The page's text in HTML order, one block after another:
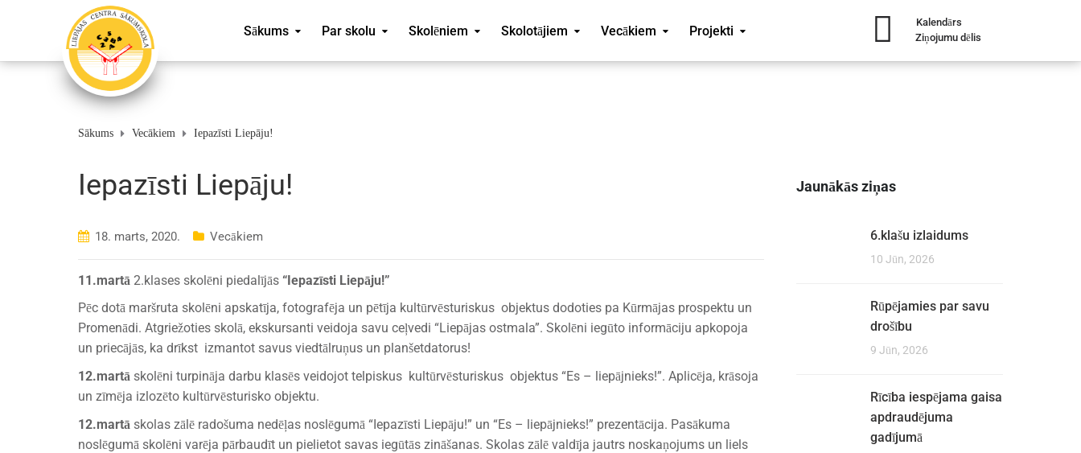
Sākums Par skolu Skolēniem Skolotājiem Vecākiem Projekti
Kalendārs
Ziņojumu dēlis
Sākums Vecākiem Iepazīsti Liepāju!
Iepazīsti Liepāju!
18. marts, 2020. Vecākiem
11.martā 2.klases skolēni piedalījās “Iepazīsti Liepāju!”
Pēc dotā maršruta skolēni apskatīja, fotografēja un pētīja kultūrvēsturiskus objektus dodoties pa Kūrmājas prospektu un
Promenādi. Atgriežoties skolā, ekskursanti veidoja savu ceļvedi “Liepājas ostmala”. Skolēni iegūto informāciju apkopoja
un priecājās, ka drīkst izmantot savus viedtālruņus un planšetdatorus!
12.martā skolēni turpināja darbu klasēs veidojot telpiskus kultūrvēsturiskus objektus “Es – liepājnieks!”. Aplicēja, krāsoja
un zīmēja izlozēto kultūrvēsturisko objektu.
12.martā skolas zālē radošuma nedēļas noslēgumā “Iepazīsti Liepāju!” un “Es – liepājnieks!” prezentācija. Pasākuma
noslēgumā skolēni varēja pārbaudīt un pielietot savas iegūtās zināšanas. Skolas zālē valdīja jautrs noskaņojums un liels
Jaunākās ziņas
6.klašu izlaidums
10 Jūn, 2026
Rūpējamies par savu
drošību
9 Jūn, 2026
Rīcība iespējama gaisa
apdraudējuma
gadījumā